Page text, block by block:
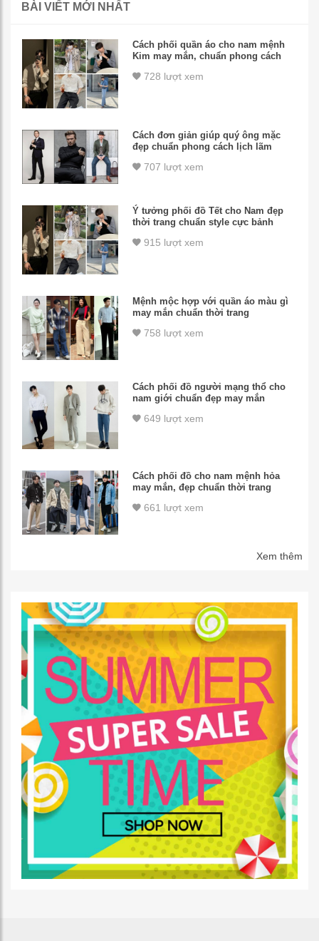
BÀI VIẾT MỚI NHẤT
Cách phối quần áo cho nam mệnh
Kim may mắn, chuẩn phong cách
728 lượt xem
Cách đơn giản giúp quý ông mặc
đẹp chuẩn phong cách lịch lãm
707 lượt xem
Ý tưởng phối đồ Tết cho Nam đẹp
thời trang chuẩn style cực bảnh
915 lượt xem
Mệnh mộc hợp với quần áo màu gì
may mắn chuẩn thời trang
758 lượt xem
Cách phối đồ người mạng thổ cho
nam giới chuẩn đẹp may mắn
649 lượt xem
Cách phối đồ cho nam mệnh hỏa
may mắn, đẹp chuẩn thời trang
661 lượt xem
Xem thêm